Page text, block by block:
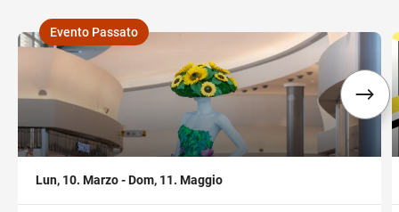
,
Evento Passato
Lun, 10. Marzo - Dom, 11. Maggio
,